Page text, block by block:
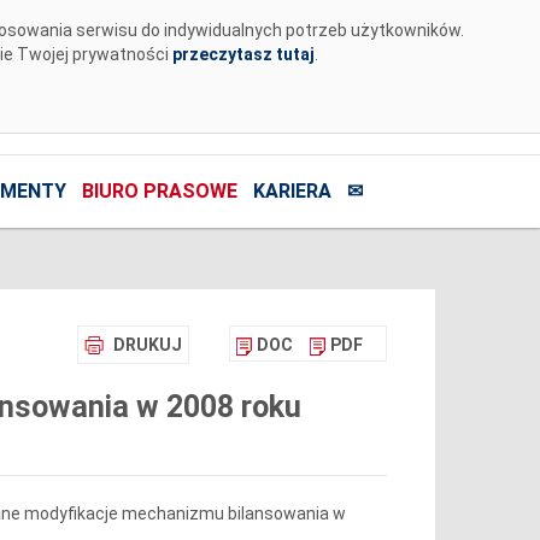
serwisu do indywidualnych potrzeb użytkowników.
Twojej prywatności przeczytasz tutaj
BIURO PRASOWE KARIERA ✉
DRUKUJ DOC PDF
w 2008 roku
modyfikacje mechanizmu bilansowania w